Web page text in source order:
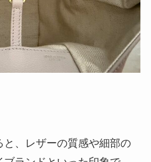
、レザーの質感や細部の